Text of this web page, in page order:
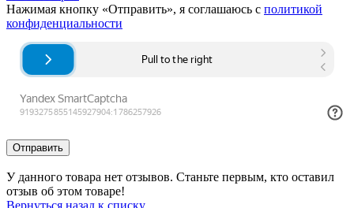
Нажимая кнопку «Отправить», я соглашаюсь с политикой
конфиденциальности
Отправить
У данного товара нет отзывов. Станьте первым, кто оставил
отзыв об этом товаре!
Вернуться назад к списку